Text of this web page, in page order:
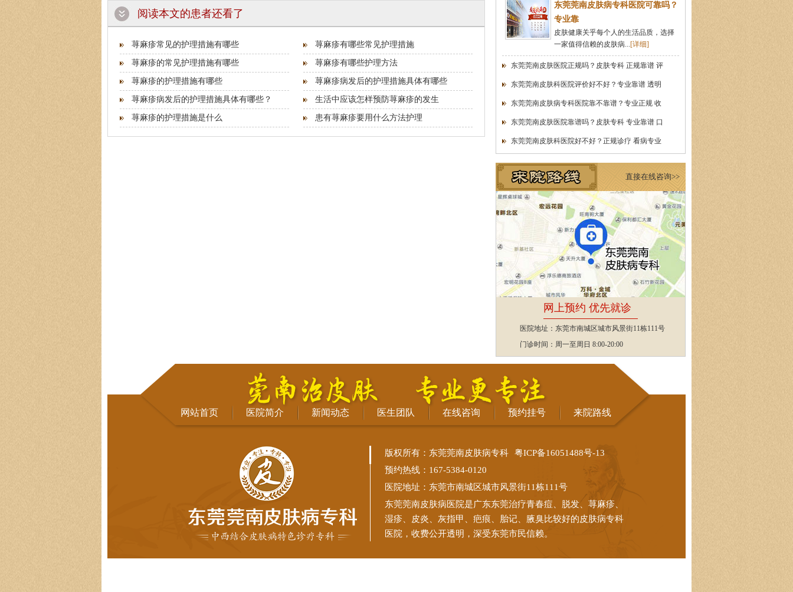
阅读本文的患者还看了
荨麻疹常见的护理措施有哪些 荨麻疹有哪些常见护理措施
荨麻疹的常见护理措施有哪些 荨麻疹有哪些护理方法
荨麻疹的护理措施有哪些 荨麻疹病发后的护理措施具体有哪些
荨麻疹病发后的护理措施具体有哪些？ 生活中应该怎样预防荨麻疹的发生
荨麻疹的护理措施是什么 患有荨麻疹要用什么方法护理
东莞莞南皮肤病专科医院可靠吗？
专业靠
皮肤健康关乎每个人的生活品质，选择
一家值得信赖的皮肤病...[详细]
东莞莞南皮肤医院正规吗？皮肤专科 正规靠谱 评
东莞莞南皮肤科医院评价好不好？专业靠谱 透明
东莞莞南皮肤病专科医院靠不靠谱？专业正规 收
东莞莞南皮肤医院靠谱吗？皮肤专科 专业靠谱 口
东莞莞南皮肤科医院好不好？正规诊疗 看病专业
直接在线咨询>>
网上预约 优先就诊
医院地址：东莞市南城区城市风景街11栋111号
门诊时间：周一至周日 8:00-20:00
网站首页 医院简介 新闻动态 医生团队 在线咨询 预约挂号 来院路线
版权所有：东莞莞南皮肤病专科
粤ICP备16051488号-13
预约热线：167-5384-0120
医院地址：东莞市南城区城市风景街11栋111号
东莞莞南皮肤病医院是广东东莞治疗青春痘、脱发、荨麻疹、
湿疹、皮炎、灰指甲、疤痕、胎记、腋臭比较好的皮肤病专科
医院，收费公开透明，深受东莞市民信赖。